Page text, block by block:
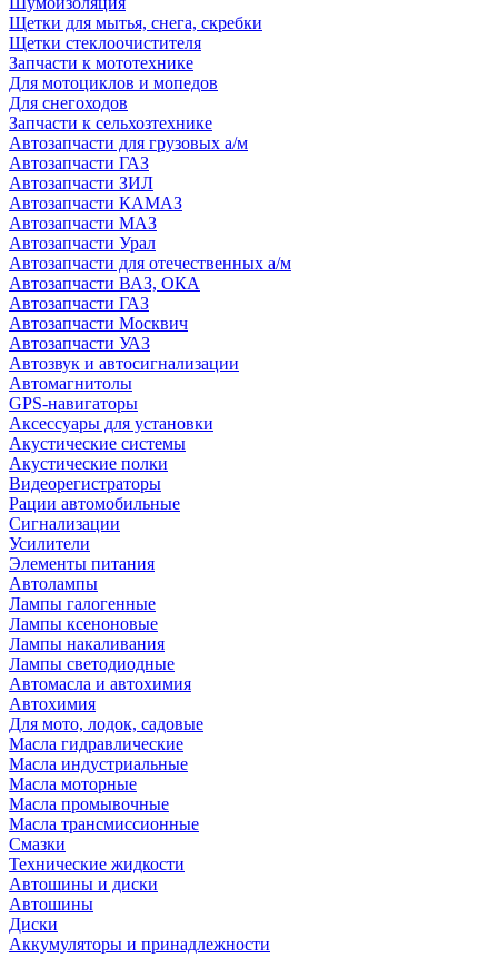
Щетки для мытья, снега, скребки
Щетки стеклоочистителя
Запчасти к мототехнике
Для мотоциклов и мопедов
Для снегоходов
Запчасти к сельхозтехнике
Автозапчасти для грузовых а/м
Автозапчасти ГАЗ
Автозапчасти ЗИЛ
Автозапчасти КАМАЗ
Автозапчасти МАЗ
Автозапчасти Урал
Автозапчасти для отечественных а/м
Автозапчасти ВАЗ, ОКА
Автозапчасти ГАЗ
Автозапчасти Москвич
Автозапчасти УАЗ
Автозвук и автосигнализации
Автомагнитолы
GPS-навигаторы
Аксессуары для установки
Акустические системы
Акустические полки
Видеорегистраторы
Рации автомобильные
Сигнализации
Усилители
Элементы питания
Автолампы
Лампы галогенные
Лампы ксеноновые
Лампы накаливания
Лампы светодиодные
Автомасла и автохимия
Автохимия
Для мото, лодок, садовые
Масла гидравлические
Масла индустриальные
Масла моторные
Масла промывочные
Масла трансмиссионные
Смазки
Технические жидкости
Автошины и диски
Автошины
Диски
Аккумуляторы и принадлежности